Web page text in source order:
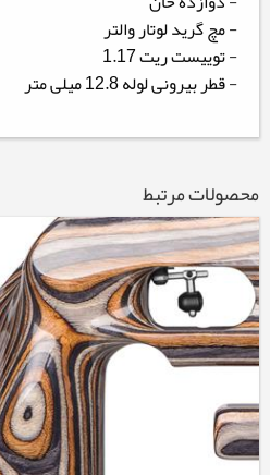
- مچ گرید لوتار والتر
- توییست ریت 1.17
- قطر بیرونی لوله 12.8 میلی متر
محصولات مرتبط